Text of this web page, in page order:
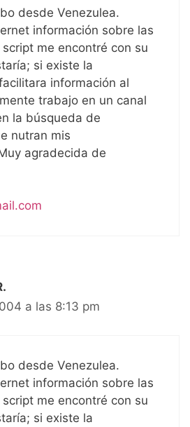
desde Venezulea.
información sobre las
me encontré con su
si existe la
información al
trabajo en un canal
la búsqueda de
nutran mis
agradecida de
a las 8:13 pm
desde Venezulea.
información sobre las
me encontré con su
si existe la